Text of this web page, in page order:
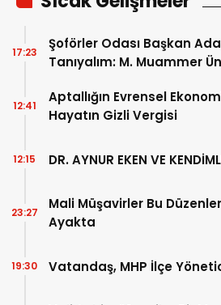
Şoförler Odası Başkan
Tanıyalım: M. Muammer
17:23
Aptallığın Evrensel
Hayatın Gizli Vergisi
12:41
DR. AYNUR EKEN VE
12:15
Mali Müşavirler Bu
Ayakta
23:27
Vatandaş, MHP İlçe
19:30